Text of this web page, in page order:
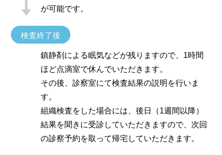
が可能です。
検査終了後
鎮静剤による眠気などが残りますので、1時間
ほど点滴室で休んでいただきます。
その後、診察室にて検査結果の説明を行いま
す。
組織検査をした場合には、後日（1週間以降）
結果を聞きに受診していただきますので、次回
の診察予約を取って帰宅していただきます。